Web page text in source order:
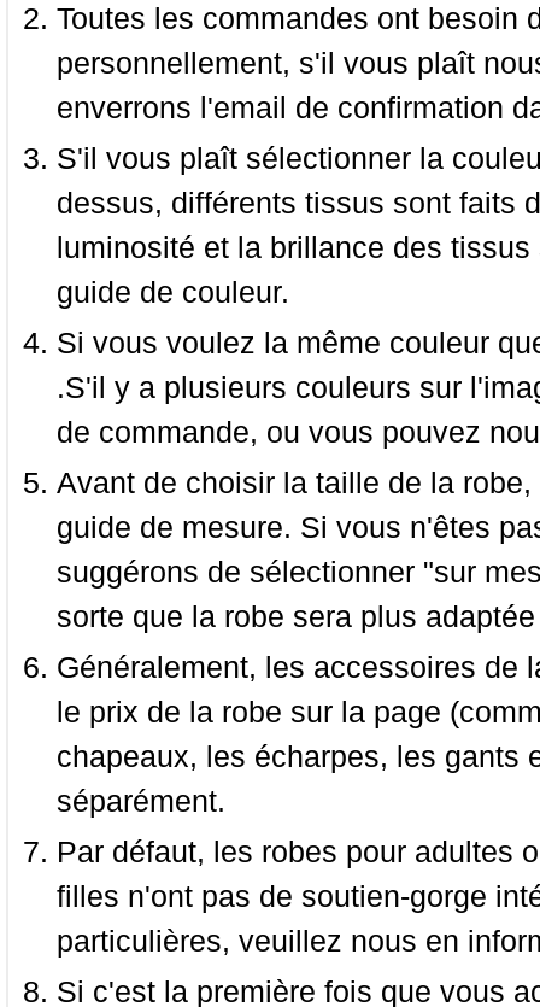
Toutes les commandes ont besoin
personnellement, s'il vous plaît
enverrons l'email de confirmation
S'il vous plaît sélectionner la
dessus, différents tissus sont faits
luminosité et la brillance des
guide de couleur.
Si vous voulez la même couleur
.S'il y a plusieurs couleurs sur
de commande, ou vous pouvez
Avant de choisir la taille de la
guide de mesure. Si vous n'êtes
suggérons de sélectionner "sur
sorte que la robe sera plus
Généralement, les accessoires de
le prix de la robe sur la page
chapeaux, les écharpes, les gants
séparément.
Par défaut, les robes pour adultes
filles n'ont pas de soutien-gorge
particulières, veuillez nous en
Si c'est la première fois que vous